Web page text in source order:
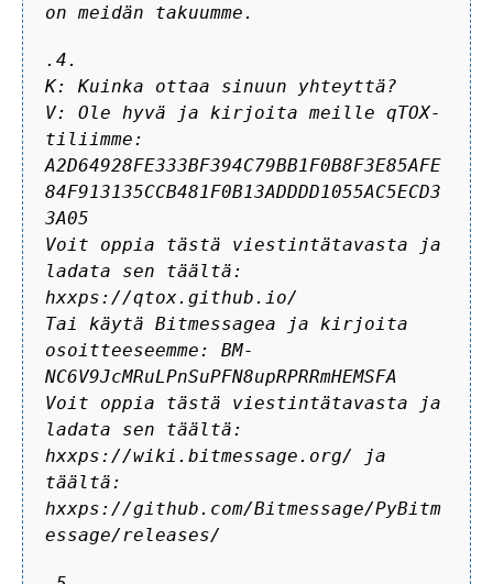
on meidän takuumme.
.4.
K: Kuinka ottaa sinuun yhteyttä?
V: Ole hyvä ja kirjoita meille qTOX-
tiliimme:
A2D64928FE333BF394C79BB1F0B8F3E85AFE
84F913135CCB481F0B13ADDDD1055AC5ECD3
3A05
Voit oppia tästä viestintätavasta ja
ladata sen täältä:
hxxps://qtox.github.io/
Tai käytä Bitmessagea ja kirjoita
osoitteeseemme: BM-
NC6V9JcMRuLPnSuPFN8upRPRRmHEMSFA
Voit oppia tästä viestintätavasta ja
ladata sen täältä:
hxxps://wiki.bitmessage.org/ ja
täältä:
hxxps://github.com/Bitmessage/PyBitm
essage/releases/